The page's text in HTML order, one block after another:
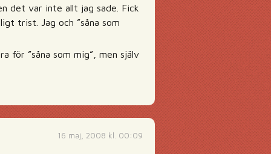
det var inte allt jag sade. Fick
trist. Jag och ”såna som
för ”såna som mig”, men själv
16 maj, 2008 kl. 00:09